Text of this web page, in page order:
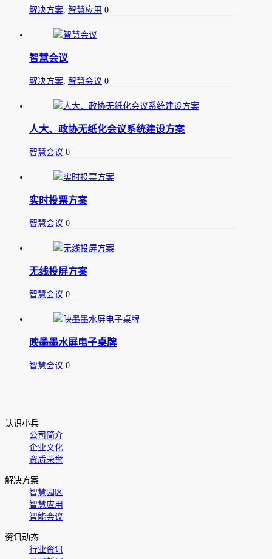
解决方案, 智慧应用 0
智慧会议
解决方案, 智慧会议 0
人大、政协无纸化会议系统建设方案
智慧会议 0
实时投票方案
智慧会议 0
无线投屏方案
智慧会议 0
映墨墨水屏电子桌牌
智慧会议 0
认识小兵
公司简介
企业文化
资质荣誉
解决方案
智慧园区
智慧应用
智能会议
资讯动态
行业资讯